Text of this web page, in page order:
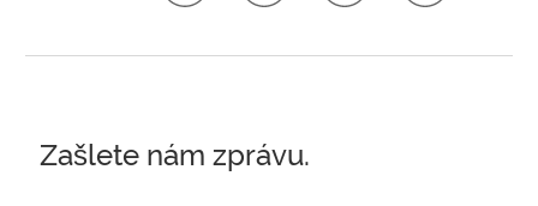
Zašlete nám zprávu.